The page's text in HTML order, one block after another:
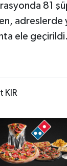
81
adreslerde
ele geçirildi.
KIR